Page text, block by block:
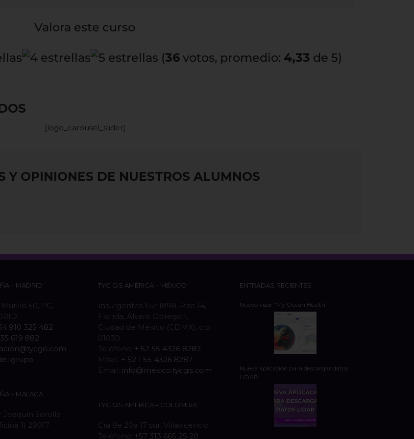
Valora este curso
(36 votos, promedio: 4,33 de 5)
[logo_carousel_slider]
Y OPINIONES DE NUESTROS ALUMNOS
– MADRID
50, 1ºC,
910 325 482
619 882
grupo
– MÁLAGA
Joaquín Sorolla
1) 29017
TYC GIS AMÉRICA – MÉXICO
Insurgentes Sur 1898, Piso 14,
Florida, Álvaro Obregón,
Ciudad de México (CDMX), c.p.
01030
Teléfono: + 52 55 4326 8287
Móvil: + 52 1 55 4326 8287
Email: info@mexico.tycgis.com
TYC GIS AMÉRICA – COLOMBIA
Cra 8e 20a 17 sur, Villavicencio
Teléfono: +57 313 665 25 20
ENTRADAS RECIENTES
Nuevo visor “My Ocean Health”
Nueva aplicación para descargar datos
LiDAR